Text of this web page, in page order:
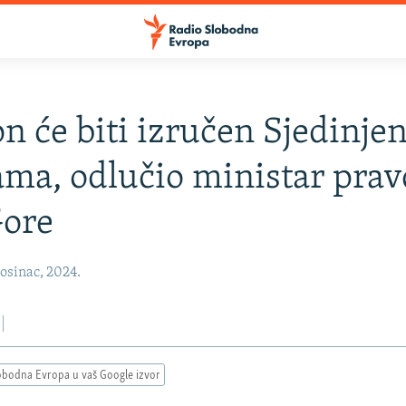
će biti izručen
odlučio ministar
2024.
Evropa u vaš Google izvor